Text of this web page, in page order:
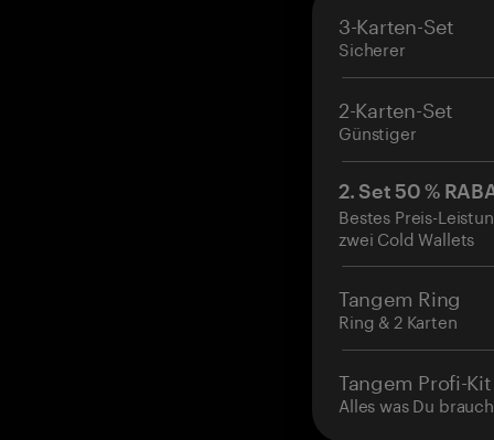
3-Karten-Set
Sicherer
2-Karten-Set
Günstiger
2. Set 50 %
Bestes Preis-
zwei Cold Wallets
Tangem Ring
Ring & 2 Karten
Tangem Profi-Kit
Alles was Du